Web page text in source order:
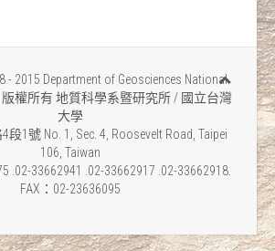
- 2015 Department of Geosciences National
版權所有 地質科學系暨研究所 / 國立台灣
大學
1號 No. 1, Sec. 4, Roosevelt Road, Taipei
106, Taiwan
.02-33662941 .02-33662917 .02-33662918.
FAX：02-23636095